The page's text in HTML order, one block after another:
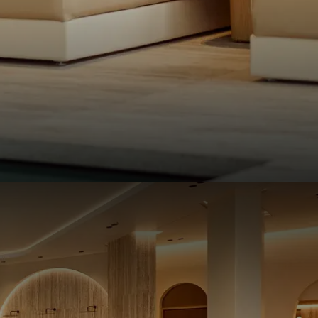
en isdagelijks
kids | verkwikkende
QR-code en plaats
Wanneer je
in onze